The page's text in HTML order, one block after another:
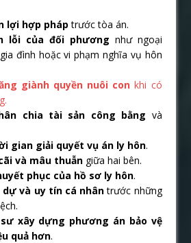
lợi hợp pháp trước tòa án.
lỗi của đối phương như ngoại
đình hoặc vi phạm nghĩa vụ hôn
giành quyền nuôi con khi có
chia tài sản công bằng và
gian giải quyết vụ án ly hôn.
và mâu thuẫn giữa hai bên.
phục của hồ sơ ly hôn.
dự và uy tín cá nhântrước những
xây dựng phương án bảo vệ
quả hơn.